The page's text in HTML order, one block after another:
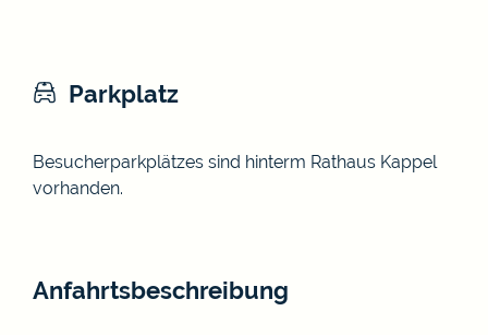
Parkplatz
Besucherparkplätzes sind hinterm Rathaus Kappel
vorhanden.
Anfahrtsbeschreibung